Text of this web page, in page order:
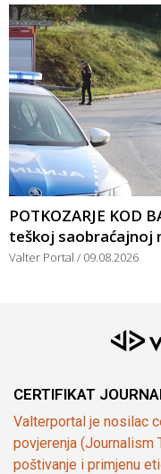
POTKOZARJE KOD
teškoj saobraćajnoj
Valter Portal 09.08.2026
CERTIFIKAT
Valterportal je nosilac
povjerenja
poštivanje i primjenu